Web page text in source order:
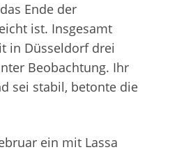
Ende der
ist. Insgesamt
in Düsseldorf drei
Beobachtung. Ihr
sei stabil, betonte die
ein mit Lassa